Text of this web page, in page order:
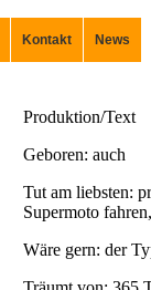
Kontakt News
Produktion/Text
Geboren: auch
Tut am liebsten:
Supermoto
Wäre gern: der